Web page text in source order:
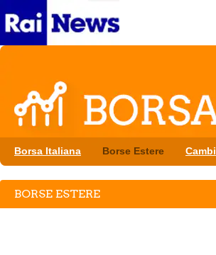
Borsa Italiana Borse Estere Cambi
BORSE ESTERE